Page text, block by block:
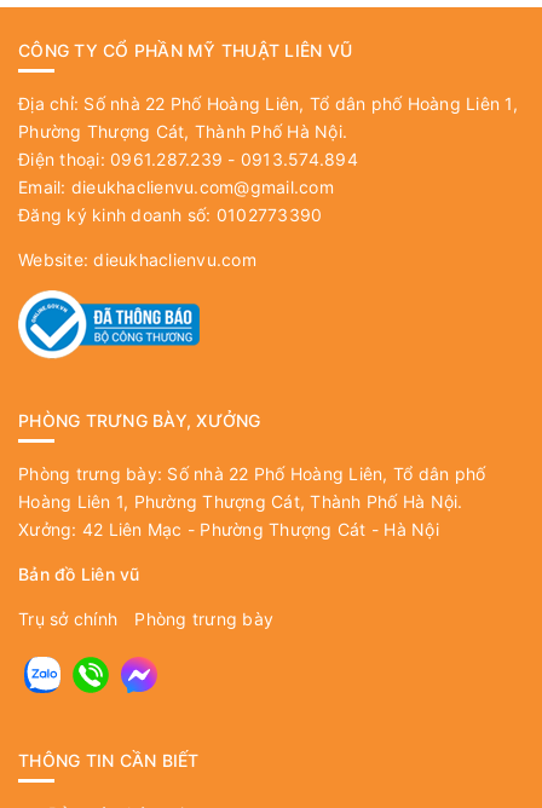
CÔNG TY CỔ PHẦN MỸ THUẬT LIÊN VŨ
Địa chỉ: Số nhà 22 Phố Hoàng Liên, Tổ dân phố Hoàng Liên 1,
Phường Thượng Cát, Thành Phố Hà Nội.
Điện thoại: 0961.287.239 - 0913.574.894
Email: dieukhaclienvu.com@gmail.com
Đăng ký kinh doanh số: 0102773390
Website:dieukhaclienvu.com
PHÒNG TRƯNG BÀY, XƯỞNG
Phòng trưng bày: Số nhà 22 Phố Hoàng Liên, Tổ dân phố
Hoàng Liên 1, Phường Thượng Cát, Thành Phố Hà Nội.
Xưởng: 42 Liên Mạc - Phường Thượng Cát - Hà Nội
Bản đồ Liên vũ
Trụ sở chính Phòng trưng bày
THÔNG TIN CẦN BIẾT